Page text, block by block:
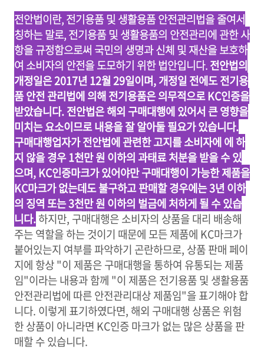
전안법이란, 전기용품 및 생활용품 안전관리법을 줄여서
칭하는 말로, 전기용품 및 생활용품의 안전관리에 관한 사
항을 규정함으로써 국민의 생명과 신체 및 재산을 보호하
여 소비자의 안전을 도모하기 위한 법안입니다.전안법의
개정일은 2017년 12월 29일이며, 개정일 전에도 전기용
품 안전 관리법에 의해 전기용품은 의무적으로 KC인증을
받았습니다. 전안법은 해외 구매대행에 있어서 큰 영향을
미치는 요소이므로 내용을 잘 알아둘 필요가 있습니다.
구매대행업자가 전안법에 관련한 고지를 소비자에 에 하
지 않을 경우 1천만 원 이하의 과태료 처분을 받을 수 있
으며, KC인증마크가 있어야만 구매대행이 가능한 제품을
KC마크가 없는데도 불구하고 판매할 경우에는 3년 이하
의 징역 또는 3천만 원 이하의 벌금에 처하게 될 수 있습
니다.하지만, 구매대행은 소비자의 상품을 대리 배송해
주는 역할을 하는 것이기 때문에 모든 제품에 KC마크가
붙어있는지 여부를 파악하기 곤란하므로, 상품 판매 페이
지에 항상 "이 제품은 구매대행을 통하여 유통되는 제품
임"이라는 내용과 함께 "이 제품은 전기용품 및 생활용품
안전관리법에 따른 안전관리대상 제품임"을 표기해야 합
니다. 이렇게 표기하였다면, 해외 구매대행 상품은 위험
한 상품이 아니라면 KC인증 마크가 없는 많은 상품을 판
매할 수 있습니다.